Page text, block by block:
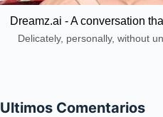
Dreamz.ai - A conversation
Delicately, personally, without
Ultimos Comentarios